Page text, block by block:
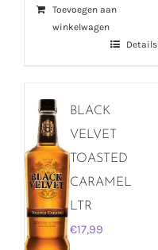
Toevoegen aan
winkelwagen
Details
BLACK
VELVET
TOASTED
CARAMEL
LTR
€17,99